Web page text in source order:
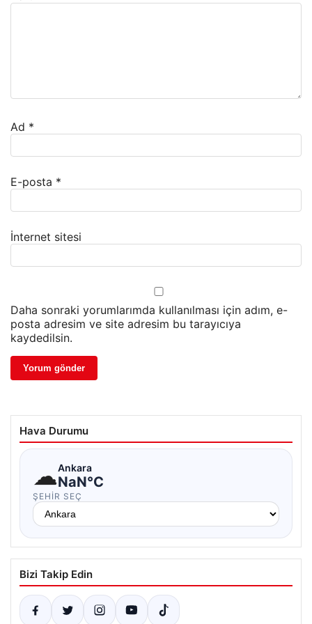
Ad *
E-posta *
İnternet sitesi
Daha sonraki yorumlarımda kullanılması için adım, e-
posta adresim ve site adresim bu tarayıcıya
kaydedilsin.
Hava Durumu
☁Ankara
NaN°C
ŞEHIR SEÇ
Bizi Takip Edin